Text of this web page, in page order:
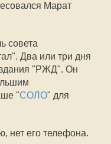
Марат
совета
Два или три дня
здания "РЖД". Он
"СОЛО" для
нет его телефона.